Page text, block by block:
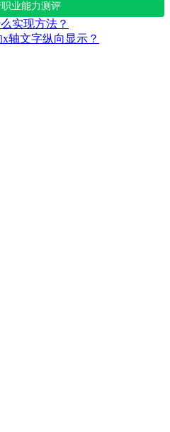
业能力测评
实现方法？
轴文字纵向显示？